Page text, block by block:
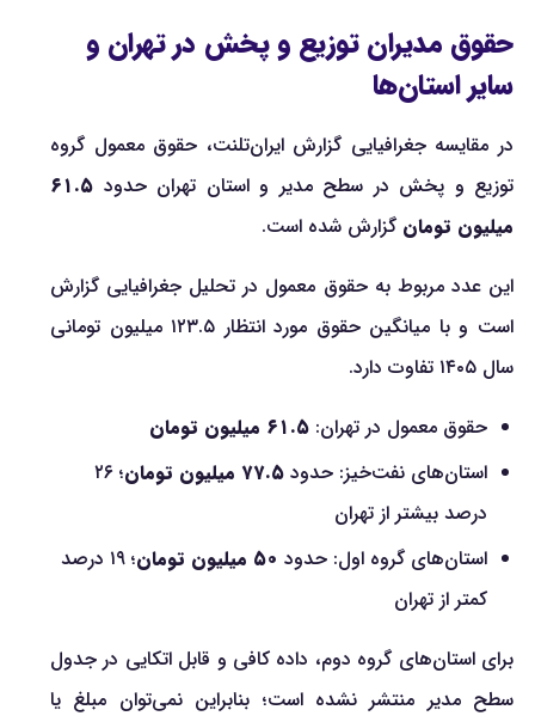
حقوق مدیران توزیع و پخش در تهران و
سایر استان‌ها
در مقایسه جغرافیایی گزارش ایران‌تلنت، حقوق معمول گروه
توزیع و پخش در سطح مدیر و استان تهران حدود ۶۱.۵
میلیون تومان گزارش شده است.
این عدد مربوط به حقوق معمول در تحلیل جغرافیایی گزارش
است و با میانگین حقوق مورد انتظار ۱۲۳.۵ میلیون تومانی
سال ۱۴۰۵ تفاوت دارد.
حقوق معمول در تهران: ۶۱.۵ میلیون تومان
استان‌های نفت‌خیز: حدود ۷۷.۵ میلیون تومان
؛ ۲۶
درصد بیشتر از تهران
استان‌های گروه اول: حدود ۵۰ میلیون تومان
؛ ۱۹ درصد
کمتر از تهران
برای استان‌های گروه دوم، داده کافی و قابل اتکایی در جدول
سطح مدیر منتشر نشده است؛ بنابراین نمی‌توان مبلغ یا